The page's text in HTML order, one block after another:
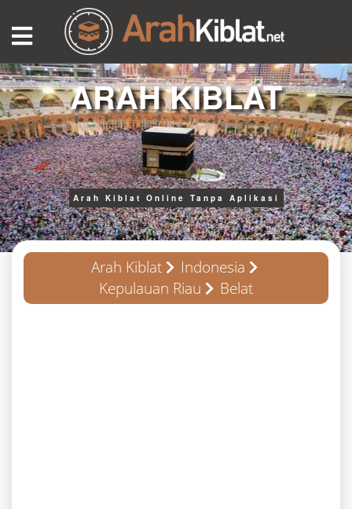
ARAH KIBLAT
Arah Kiblat Online Tanpa Aplikasi
Arah Kiblat
Indonesia
Kepulauan Riau
Belat